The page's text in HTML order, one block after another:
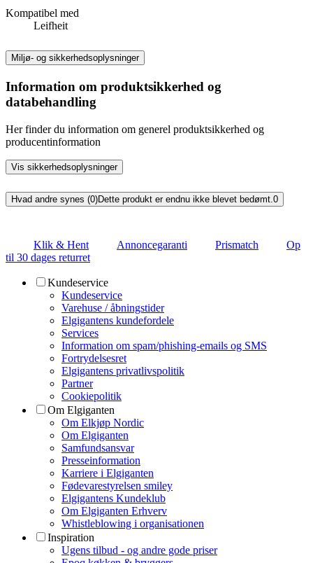
Kompatibel med
Leifheit
Miljø- og sikkerhedsoplysninger
Information om produktsikkerhed og
databehandling
Her finder du information om generel produktsikkerhed og
producentinformation
Vis sikkerhedsoplysninger
Hvad andre synes (0)Dette produkt er endnu ikke blevet bedømt.0
Klik & Hent Annoncegaranti Prismatch
Op
til 30 dages returret
Kundeservice
Kundeservice
Varehuse / åbningstider
Elgigantens kundefordele
Services
Information om spam/phishing-emails og SMS
Fortrydelsesret
Elgigantens privatlivspolitik
Partner
Cookiepolitik
Om Elgiganten
Om Elkjøp Nordic
Om Elgiganten
Samfundsansvar
Presseinformation
Karriere i Elgiganten
Fødevarestyrelsen smiley
Elgigantens Kundeklub
Om Elgiganten Erhverv
Whistleblowing i organisationen
Inspiration
Ugens tilbud - og andre gode priser